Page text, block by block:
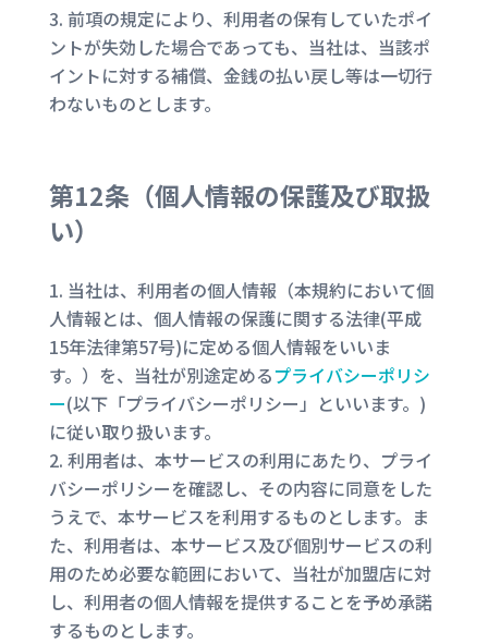
前項の規定により、利用者の保有していたポイ
ントが失効した場合であっても、当社は、当該ポ
イントに対する補償、金銭の払い戻し等は一切行
わないものとします。
第12条（個人情報の保護及び取扱
い）
当社は、利用者の個人情報（本規約において個
人情報とは、個人情報の保護に関する法律(平成
15年法律第57号)に定める個人情報をいいま
す。）を、当社が別途定めるプライバシーポリシ
ー(以下「プライバシーポリシー」といいます。)
に従い取り扱います。
利用者は、本サービスの利用にあたり、プライ
バシーポリシーを確認し、その内容に同意をした
うえで、本サービスを利用するものとします。ま
た、利用者は、本サービス及び個別サービスの利
用のため必要な範囲において、当社が加盟店に対
し、利用者の個人情報を提供することを予め承諾
するものとします。